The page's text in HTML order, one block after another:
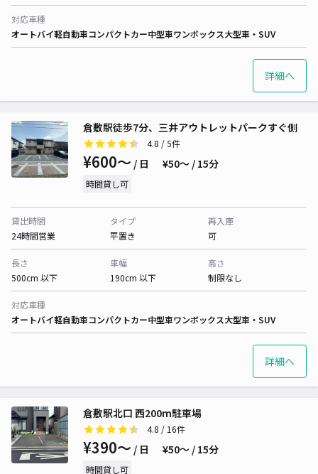
対応車種
オートバイ軽自動車コンパクトカー中型車ワンボックス大型車・SUV
詳細へ
倉敷駅徒歩7分、三井アウトレットパークすぐ側
4.8 / 5件
¥600〜 / 日 ¥50〜 / 15分
時間貸し可
貸出時間
24時間営業
タイプ
平置き
再入庫
可
長さ
500cm 以下
車幅
190cm 以下
高さ
制限なし
対応車種
オートバイ軽自動車コンパクトカー中型車ワンボックス大型車・SUV
詳細へ
倉敷駅北口 西200m駐車場
4.8 / 16件
¥390〜 / 日 ¥50〜 / 15分
時間貸し可